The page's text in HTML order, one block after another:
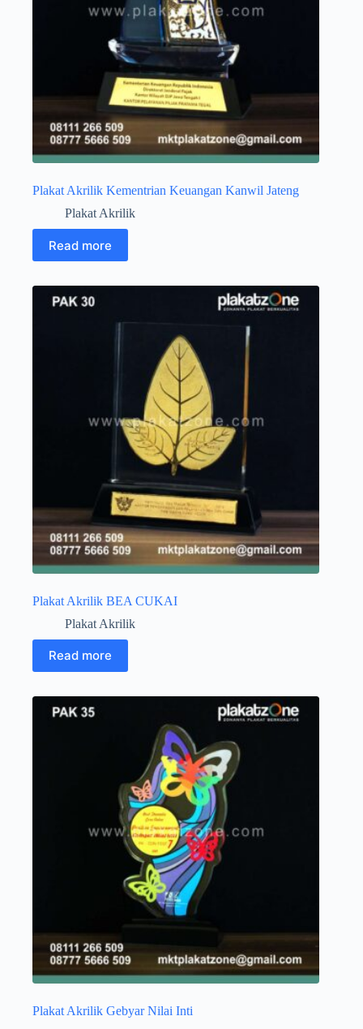
Plakat Akrilik Kementrian Keuangan Kanwil Jateng
Plakat Akrilik
Read more
Plakat Akrilik BEA CUKAI
Plakat Akrilik
Read more
Plakat Akrilik Gebyar Nilai Inti